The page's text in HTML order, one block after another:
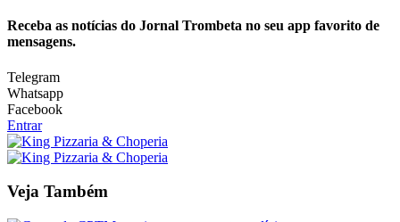
Receba as notícias do Jornal Trombeta no seu app favorito de
mensagens.
Telegram
Whatsapp
Facebook
Entrar
Veja Também